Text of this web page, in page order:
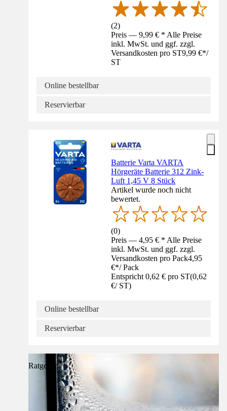
(2)
Preis — 9,99 € * Alle Preise
inkl. MwSt. und ggf. zzgl.
Versandkosten pro ST9,99 €*/
ST
Online bestellbar
Reservierbar
Batterie Varta VARTA
Hörgeräte Batterie 312 Zink-
Luft 1,45 V 8 Stück
Artikel wurde noch nicht
bewertet.
(0)
Preis — 4,95 € * Alle Preise
inkl. MwSt. und ggf. zzgl.
Versandkosten pro Pack4,95
€*/ Pack
Entspricht 0,62 € pro ST(0,62
€/ ST)
Online bestellbar
Reservierbar
Ratgeber